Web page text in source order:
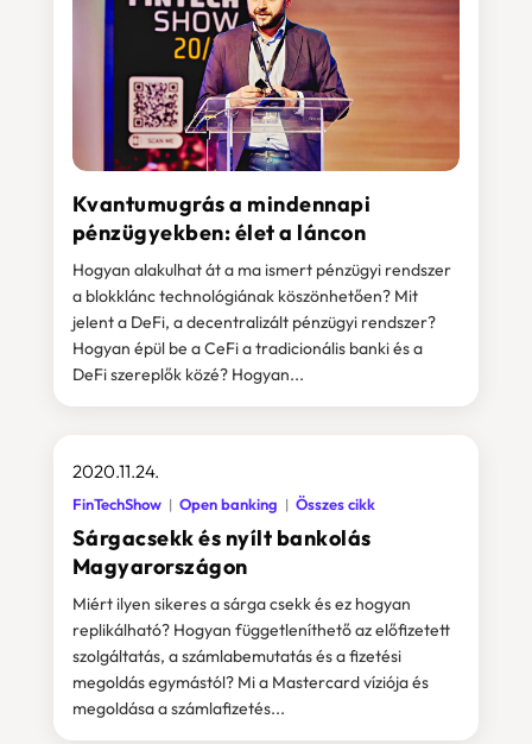
Kvantumugrás a mindennapi
pénzügyekben: élet a láncon
Hogyan alakulhat át a ma ismert pénzügyi rendszer
a blokklánc technológiának köszönhetően? Mit
jelent a DeFi, a decentralizált pénzügyi rendszer?
Hogyan épül be a CeFi a tradicionális banki és a
DeFi szereplők közé? Hogyan...
Sárgacsekk és nyílt bankolás
Magyarországon
2020.11.24.
FinTechShow Open banking Összes cikk
Miért ilyen sikeres a sárga csekk és ez hogyan
replikálható? Hogyan függetleníthető az előfizetett
szolgáltatás, a számlabemutatás és a fizetési
megoldás egymástól? Mi a Mastercard víziója és
megoldása a számlafizetés...